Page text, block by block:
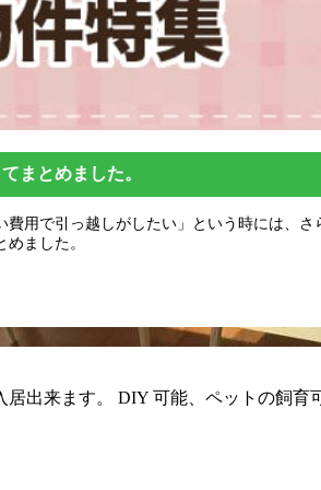
まとめました。
用で引っ越しがしたい」という時には、
ました。
出来ます。 DIY 可能、ペットの飼